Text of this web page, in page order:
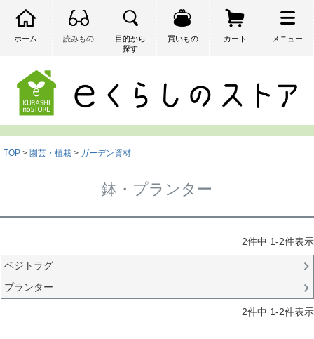
ホーム 読みもの
目的から
探す
買いもの カート メニュー
TOP 園芸・植栽 ガーデン資材
鉢・プランター
2件中 1-2件表示
ベジトラグ
プランター
2件中 1-2件表示